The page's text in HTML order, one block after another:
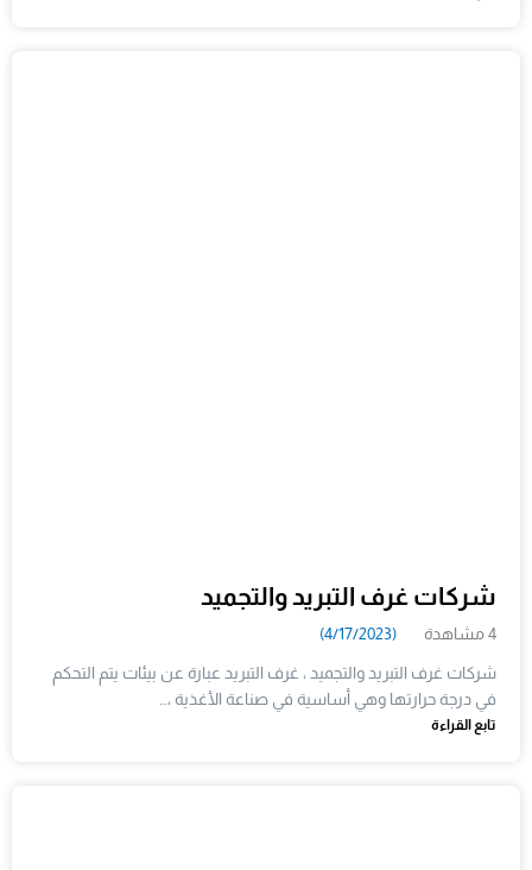
شركات غرف التبريد والتجميد
4 مشاهدة (4/17/2023)
شركات غرف التبريد والتجميد ، غرف التبريد عبارة عن بيئات يتم التحكم
في درجة حرارتها وهي أساسية في صناعة الأغذية ،…
تابع القراءة